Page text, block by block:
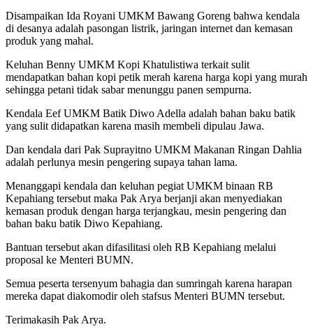
Disampaikan Ida Royani UMKM Bawang Goreng bahwa kendala
di desanya adalah pasongan listrik, jaringan internet dan kemasan
produk yang mahal.
Keluhan Benny UMKM Kopi Khatulistiwa terkait sulit
mendapatkan bahan kopi petik merah karena harga kopi yang murah
sehingga petani tidak sabar menunggu panen sempurna.
Kendala Eef UMKM Batik Diwo Adella adalah bahan baku batik
yang sulit didapatkan karena masih membeli dipulau Jawa.
Dan kendala dari Pak Suprayitno UMKM Makanan Ringan Dahlia
adalah perlunya mesin pengering supaya tahan lama.
Menanggapi kendala dan keluhan pegiat UMKM binaan RB
Kepahiang tersebut maka Pak Arya berjanji akan menyediakan
kemasan produk dengan harga terjangkau, mesin pengering dan
bahan baku batik Diwo Kepahiang.
Bantuan tersebut akan difasilitasi oleh RB Kepahiang melalui
proposal ke Menteri BUMN.
Semua peserta tersenyum bahagia dan sumringah karena harapan
mereka dapat diakomodir oleh stafsus Menteri BUMN tersebut.
Terimakasih Pak Arya.